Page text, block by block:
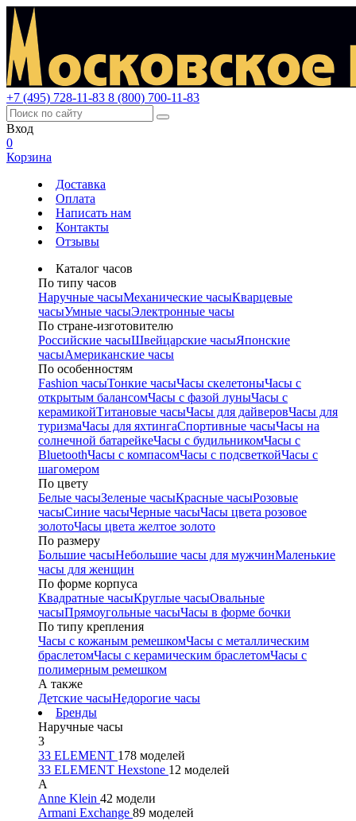
+7 (495) 728-11-83 8 (800) 700-11-83
Вход
0
Корзина
Доставка
Оплата
Написать нам
Контакты
Отзывы
Каталог часов
По типу часов
Наручные часыМеханические часыКварцевые
часыУмные часыЭлектронные часы
По стране-изготовителю
Российские часыШвейцарские часыЯпонские
часыАмериканские часы
По особенностям
Fashion часыТонкие часыЧасы скелетоныЧасы с
открытым балансомЧасы с фазой луныЧасы с
керамикойТитановые часыЧасы для дайверовЧасы для
туризмаЧасы для яхтингаСпортивные часыЧасы на
солнечной батарейкеЧасы с будильникомЧасы с
BluetoothЧасы с компасомЧасы с подсветкойЧасы с
шагомером
По цвету
Белые часыЗеленые часыКрасные часыРозовые
часыСиние часыЧерные часыЧасы цвета розовое
золотоЧасы цвета желтое золото
По размеру
Большие часыНебольшие часы для мужчинМаленькие
часы для женщин
По форме корпуса
Квадратные часыКруглые часыОвальные
часыПрямоугольные часыЧасы в форме бочки
По типу крепления
Часы с кожаным ремешкомЧасы с металлическим
браслетомЧасы с керамическим браслетомЧасы с
полимерным ремешком
А также
Детские часыНедорогие часы
Бренды
Наручные часы
3
33 ELEMENT 178 моделей
33 ELEMENT Hexstone 12 моделей
A
Anne Klein 42 модели
Armani Exchange 89 моделей